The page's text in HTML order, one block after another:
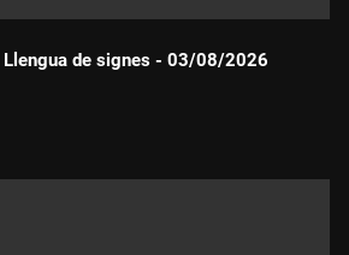
de signes - 03/08/2026